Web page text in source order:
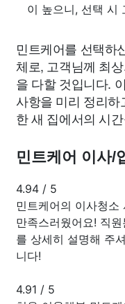
이 높으니, 선택 시
민트케어를 선택하
체로, 고객님께 최
을 다할 것입니다.
사항을 미리 정리
한 새 집에서의 시
민트케어 이사/
4.94 / 5
민트케어의 이사청소
만족스러웠어요! 직
를 상세히 설명해 주
니다!
4.91 / 5